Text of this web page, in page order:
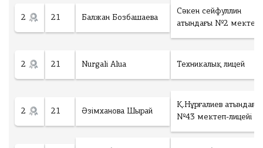
2 21 Балжан Бозбашаева
Сәкен сейфуллин
атындағы №2 мектер
2 21 Nurgali Alua Техникалық лицей
2 21 Әзімханова Шырай
Қ.Нұрғалиев атындағы
№43 мектеп-лицейі